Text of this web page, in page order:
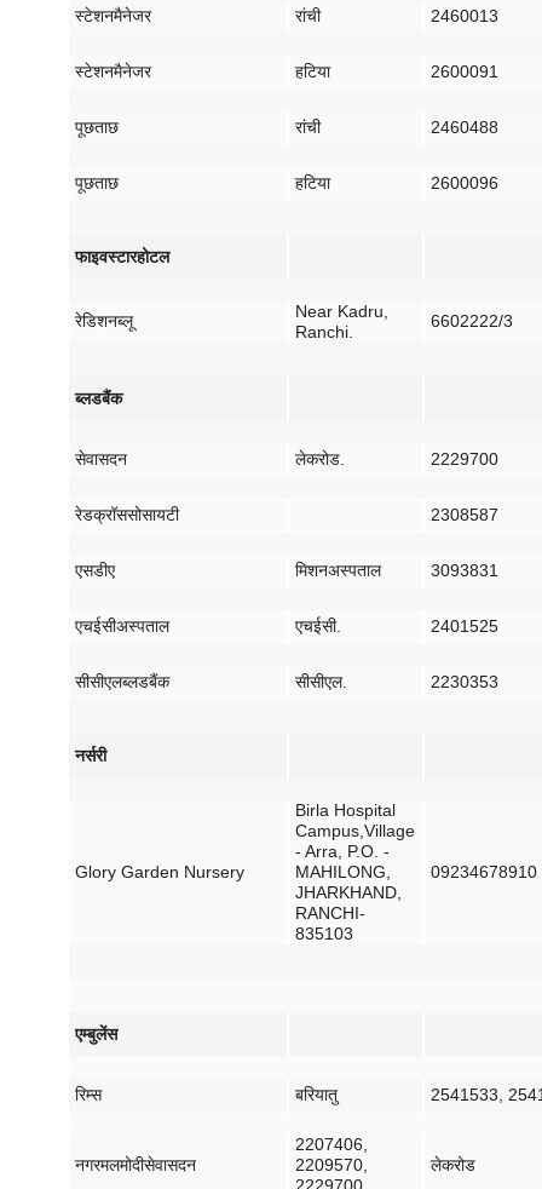
स्टेशनमैनेजर रांची 2460013
स्टेशनमैनेजर हटिया 2600091
पूछताछ रांची 2460488
पूछताछ हटिया 2600096
फाइवस्टारहोटल
रेडिशनब्लू
Near Kadru,
Ranchi.
6602222/3
ब्लडबैंक
सेवासदन लेकरोड 2229700
रेडक्रॉससोसायटी 2308587
एसडीए मिशनअस्पताल 3093831
एचईसीअस्पताल एचईसी. 2401525
सीसीएलब्लडबैंक सीसीएल. 2230353
नर्सरी
Glory Garden Nursery
Birla Hospital
Campus,Village
- Arra, P.O. -
MAHILONG,
JHARKHAND,
RANCHI-
835103
09234678910
एम्बुलेंस
रिम्स बरियातु 2541533,
नगरमलमोदीसेवासदन
2207406,
2209570,
लेकरोड